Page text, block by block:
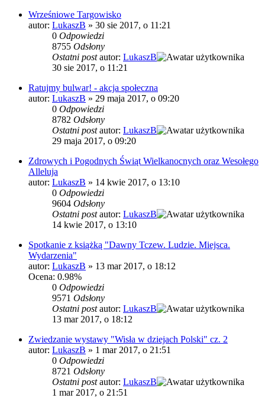
Wrześniowe Targowisko
autor: LukaszB » 30 sie 2017, o 11:21
0 Odpowiedzi
8755 Odsłony
Ostatni postautor: LukaszB
30 sie 2017, o 11:21
Ratujmy bulwar! - akcja społeczna
autor: LukaszB » 29 maja 2017, o 09:20
0 Odpowiedzi
8782 Odsłony
Ostatni postautor: LukaszB
29 maja 2017, o 09:20
Zdrowych i Pogodnych Świąt Wielkanocnych oraz Wesołego
Alleluja
autor: LukaszB » 14 kwie 2017, o 13:10
0 Odpowiedzi
9604 Odsłony
Ostatni postautor: LukaszB
14 kwie 2017, o 13:10
Spotkanie z książką "Dawny Tczew. Ludzie. Miejsca.
Wydarzenia"
autor: LukaszB » 13 mar 2017, o 18:12
Ocena: 0.98%
0 Odpowiedzi
9571 Odsłony
Ostatni postautor: LukaszB
13 mar 2017, o 18:12
Zwiedzanie wystawy "Wisła w dziejach Polski" cz. 2
autor: LukaszB » 1 mar 2017, o 21:51
0 Odpowiedzi
8721 Odsłony
Ostatni postautor: LukaszB
1 mar 2017, o 21:51